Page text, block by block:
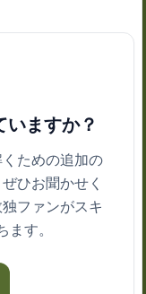
いますか？
ための追加の
ひお聞かせく
ファンがスキ
す。